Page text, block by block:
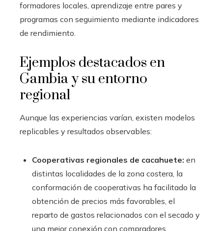
formadores locales, aprendizaje entre pares y
programas con seguimiento mediante indicadores
de rendimiento.
Ejemplos destacados en
Gambia y su entorno
regional
Aunque las experiencias varían, existen modelos
replicables y resultados observables:
Cooperativas regionales de cacahuete: en
distintas localidades de la zona costera, la
conformación de cooperativas ha facilitado la
obtención de precios más favorables, el
reparto de gastos relacionados con el secado y
una mejor conexión con compradores